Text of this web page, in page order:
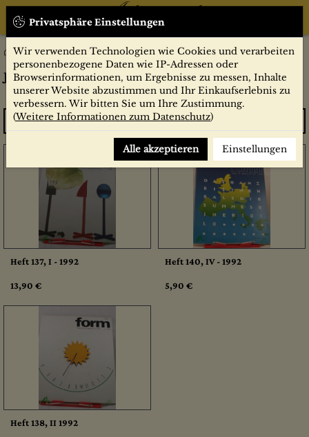
Privatsphäre Einstellungen
Wir verwenden Technologien wie Cookies und verarbeiten
personenbezogene Daten wie IP-Adressen oder
Browserinformationen, um Ergebnisse zu messen, Inhalte
unserer Website abzustimmen und Ihr Einkaufserlebnis zu
verbessern. Wir bitten Sie um Ihre Zustimmung.
(Weitere Informationen zum Datenschutz)
Alle akzeptieren Einstellungen
Zeitschriften Form Jahrgang 1992
Jahrgang 1992
Sortieren
Heft 137, I - 1992
13,90 €
Heft 140, IV - 1992
5,90 €
Heft 138, II 1992